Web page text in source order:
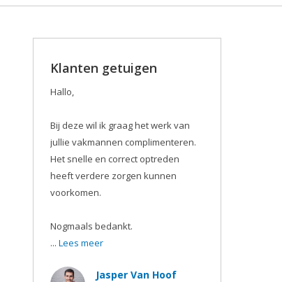
Klanten getuigen
Hallo,
Bij deze wil ik graag het werk van
jullie vakmannen complimenteren.
Het snelle en correct optreden
heeft verdere zorgen kunnen
voorkomen.
Nogmaals bedankt.
... Lees meer
Jasper Van Hoof